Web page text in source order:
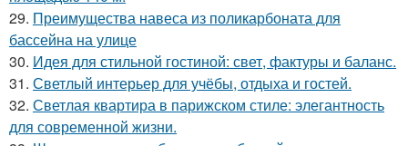
29. Преимущества навеса из поликарбоната для
бассейна на улице
30. Идея для стильной гостиной: свет, фактуры и баланс.
31. Светлый интерьер для учёбы, отдыха и гостей.
32. Светлая квартира в парижском стиле: элегантность
для современной жизни.